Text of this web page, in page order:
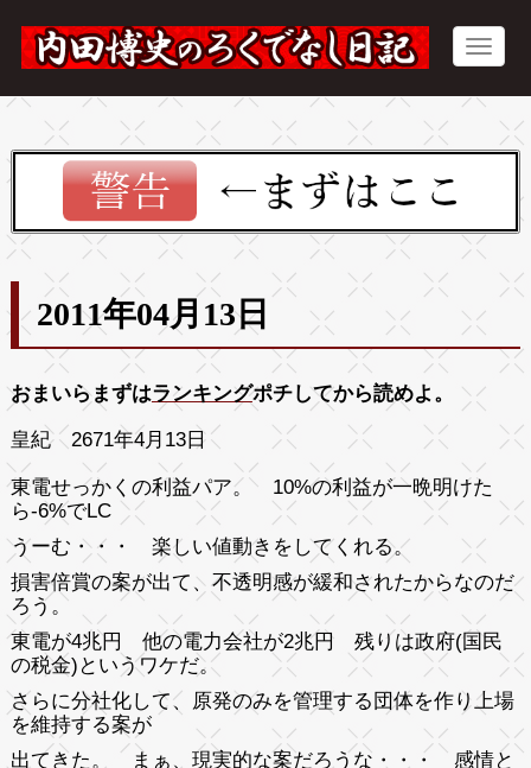
2011年04月13日
おまいらまずはランキングポチしてから読めよ。
皇紀 2671年4月13日
東電せっかくの利益パア。 10%の利益が一晩明けた
ら-6%でLC
うーむ・・・ 楽しい値動きをしてくれる。
損害倍賞の案が出て、不透明感が緩和されたからなのだ
ろう。
東電が4兆円 他の電力会社が2兆円 残りは政府(国民
の税金)というワケだ。
さらに分社化して、原発のみを管理する団体を作り上場
を維持する案が
出てきた。 まぁ、現実的な案だろうな・・・ 感情と